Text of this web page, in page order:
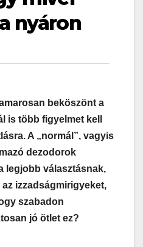
nyáron
beköszönt a
is több figyelmet kell
A „normál”, vagyis
dezodorok
legjobb választásnak,
izzadságmirigyeket,
szabadon
jó ötlet ez?